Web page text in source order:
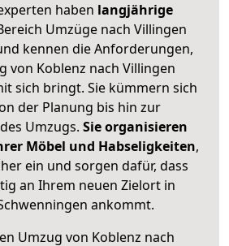
haben langjährige
Umzüge nach Villingen
kennen die Anforderungen,
von Koblenz nach Villingen
sich bringt. Sie kümmern sich
der Planung bis hin zur
Umzugs. Sie organisieren
Möbel und Habseligkeiten,
ein und sorgen dafür, dass
an Ihrem neuen Zielort in
ankommt.
Umzug von Koblenz nach